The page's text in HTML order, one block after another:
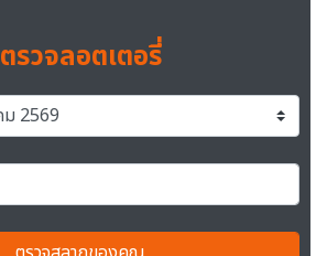
ตรวจลอตเตอรี่